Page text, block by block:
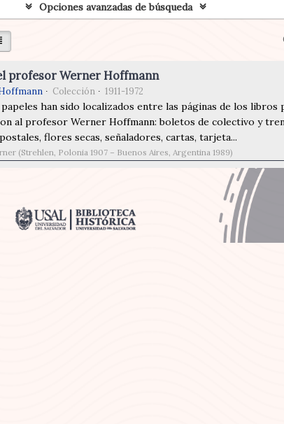
Opciones avanzadas de búsqueda
profesor Werner Hoffmann
Colección 1911-1972
han sido localizados entre las páginas de los libros
al profesor Werner Hoffmann: boletos de colectivo y
flores secas, señaladores, cartas, tarjeta...
(Strehlen, Polonia 1907 – Buenos Aires, Argentina 1989)